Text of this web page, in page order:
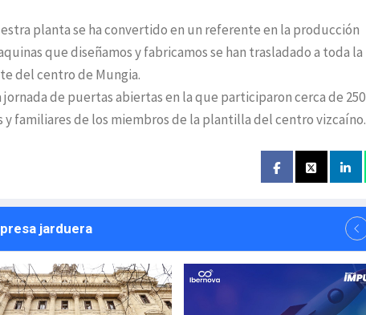
planta se ha convertido en un referente en la producción
que diseñamos y fabricamos se han trasladado a toda la
del centro de Mungia.
de puertas abiertas en la que participaron cerca de 250
familiares de los miembros de la plantilla del centro vizcaíno.
jarduera